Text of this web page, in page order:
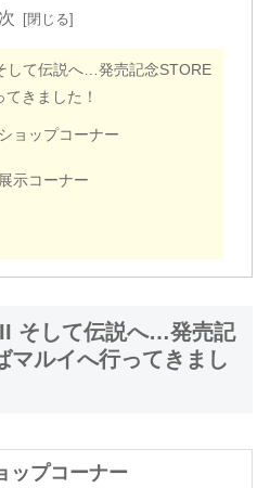
して伝説へ…発売記念STORE
きました！
ョップコーナー
示コーナー
そして伝説へ…発売記
マルイへ行ってきまし
ップコーナー